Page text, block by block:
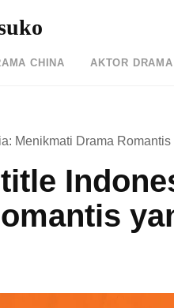
CHINA AKTOR
Menikmati Drama